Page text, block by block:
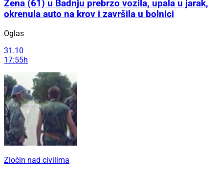
Žena (61) u Badnju prebrzo vozila, upala u jarak,
okrenula auto na krov i završila u bolnici
Oglas
31.10
17:55h
Zločin nad civilima